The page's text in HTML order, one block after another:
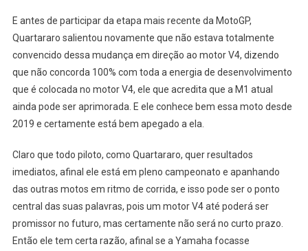
E antes de participar da etapa mais recente da MotoGP,
Quartararo salientou novamente que não estava totalmente
convencido dessa mudança em direção ao motor V4, dizendo
que não concorda 100% com toda a energia de desenvolvimento
que é colocada no motor V4, ele que acredita que a M1 atual
ainda pode ser aprimorada. E ele conhece bem essa moto desde
2019 e certamente está bem apegado a ela.
Claro que todo piloto, como Quartararo, quer resultados
imediatos, afinal ele está em pleno campeonato e apanhando
das outras motos em ritmo de corrida, e isso pode ser o ponto
central das suas palavras, pois um motor V4 até poderá ser
promissor no futuro, mas certamente não será no curto prazo.
Então ele tem certa razão, afinal se a Yamaha focasse